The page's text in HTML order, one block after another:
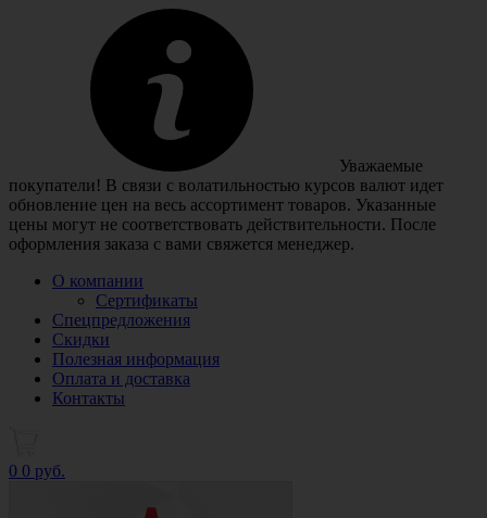
Уважаемые
покупатели! В связи с волатильностью курсов валют идет
обновление цен на весь ассортимент товаров. Указанные
цены могут не соответствовать действительности. После
оформления заказа с вами свяжется менеджер.
О компании
Сертификаты
Спецпредложения
Скидки
Полезная информация
Оплата и доставка
Контакты
0 0 руб.